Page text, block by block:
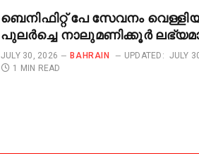
ബെനിഫിറ്റ് പേ സേവനം
പുലർച്ചെ നാലുമണിക്കൂർ
JULY 30, 2026 BAHRAIN UPDATED: JULY
1 MIN READ